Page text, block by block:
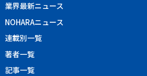
業界最新ニュース
NOHARAニュース
連載別一覧
著者一覧
記事一覧